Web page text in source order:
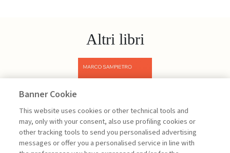
Altri libri
Previous
Banner Cookie
This website uses cookies or other technical tools and
may, only with your consent, also use profiling cookies or
other tracking tools to send you personalised advertising
messages or offer you a personalised service in line with